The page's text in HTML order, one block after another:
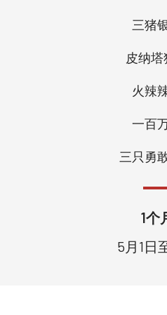
三猪
皮纳塔
火辣
一百
三只勇
1个
5月1日